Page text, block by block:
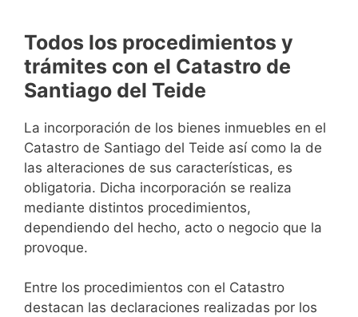
Todos los procedimientos y
trámites con el Catastro de
Santiago del Teide
La incorporación de los bienes inmuebles en el
Catastro de Santiago del Teide así como la de
las alteraciones de sus características, es
obligatoria. Dicha incorporación se realiza
mediante distintos procedimientos,
dependiendo del hecho, acto o negocio que la
provoque.
Entre los procedimientos con el Catastro
destacan las declaraciones realizadas por los